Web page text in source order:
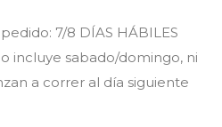
7/8 DÍAS HÁBILES
incluye sabado/domingo, ni
a correr al día siguiente